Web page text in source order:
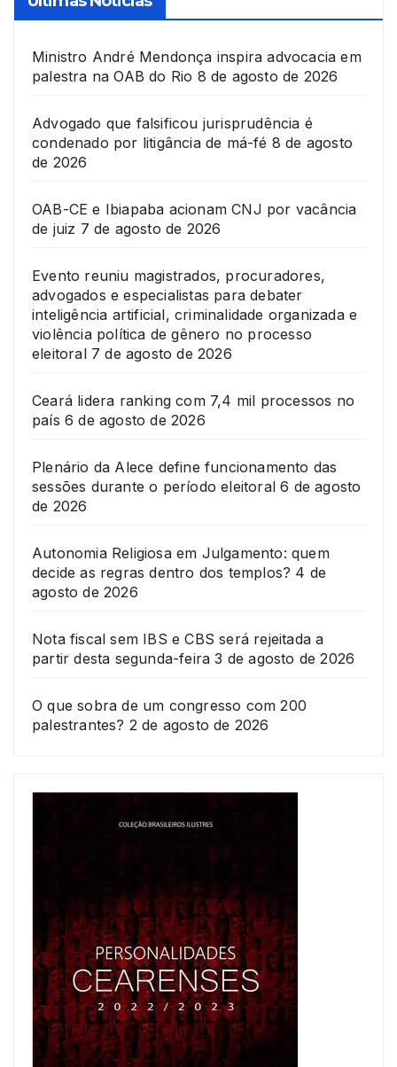
Ministro André Mendonça inspira advocacia em
palestra na OAB do Rio 8 de agosto de 2026
Advogado que falsificou jurisprudência é
condenado por litigância de má-fé 8 de agosto
de 2026
OAB-CE e Ibiapaba acionam CNJ por vacância
de juiz 7 de agosto de 2026
Evento reuniu magistrados, procuradores,
advogados e especialistas para debater
inteligência artificial, criminalidade organizada e
violência política de gênero no processo
eleitoral 7 de agosto de 2026
Ceará lidera ranking com 7,4 mil processos no
país 6 de agosto de 2026
Plenário da Alece define funcionamento das
sessões durante o período eleitoral 6 de agosto
de 2026
Autonomia Religiosa em Julgamento: quem
decide as regras dentro dos templos? 4 de
agosto de 2026
Nota fiscal sem IBS e CBS será rejeitada a
partir desta segunda-feira 3 de agosto de 2026
O que sobra de um congresso com 200
palestrantes? 2 de agosto de 2026